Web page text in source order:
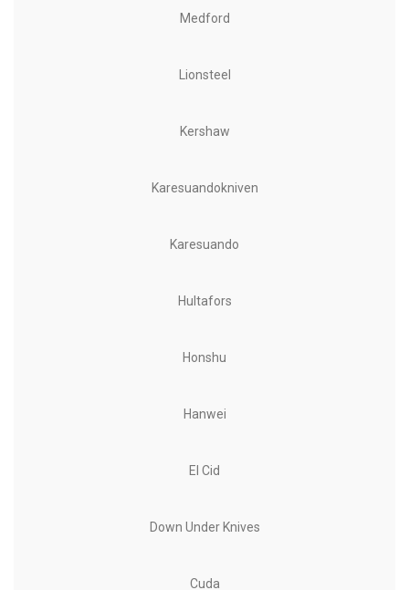
Medford
Lionsteel
Kershaw
Karesuandokniven
Karesuando
Hultafors
Honshu
Hanwei
El Cid
Down Under Knives
Cuda